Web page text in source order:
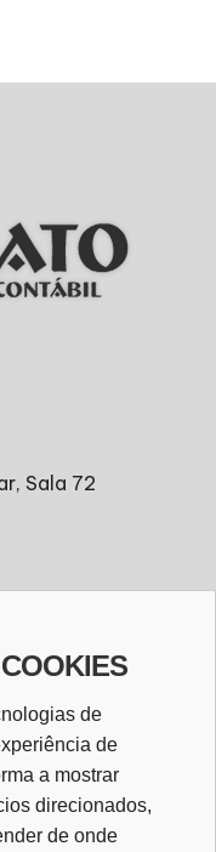
Sala 72
de
de
a mostrar
direcionados,
de onde